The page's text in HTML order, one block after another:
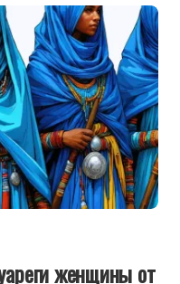
женщины от